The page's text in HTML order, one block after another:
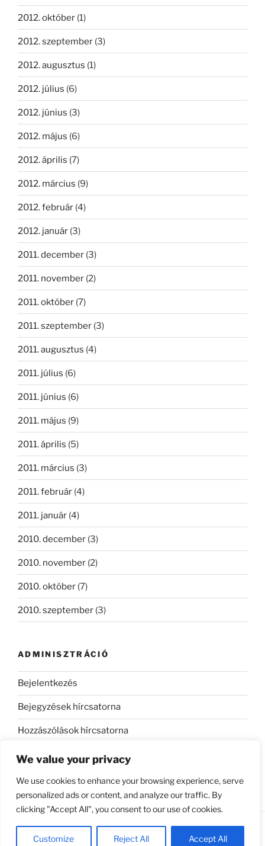
We value your privacy
We use cookies to enhance your browsing experience, serve
personalized ads or content, and analyze our traffic. By
clicking "Accept All", you consent to our use of cookies.
Customize Reject All Accept All
2012. október (1)
2012. szeptember (3)
2012. augusztus (1)
2012. július (6)
2012. június (3)
2012. május (6)
2012. április (7)
2012. március (9)
2012. február (4)
2012. január (3)
2011. december (3)
2011. november (2)
2011. október (7)
2011. szeptember (3)
2011. augusztus (4)
2011. július (6)
2011. június (6)
2011. május (9)
2011. április (5)
2011. március (3)
2011. február (4)
2011. január (4)
2010. december (3)
2010. november (2)
2010. október (7)
2010. szeptember (3)
ADMINISZTRÁCIÓ
Bejelentkezés
Bejegyzések hírcsatorna
Hozzászólások hírcsatorna
WordPress Magyarország
Köszönjük WordPress!